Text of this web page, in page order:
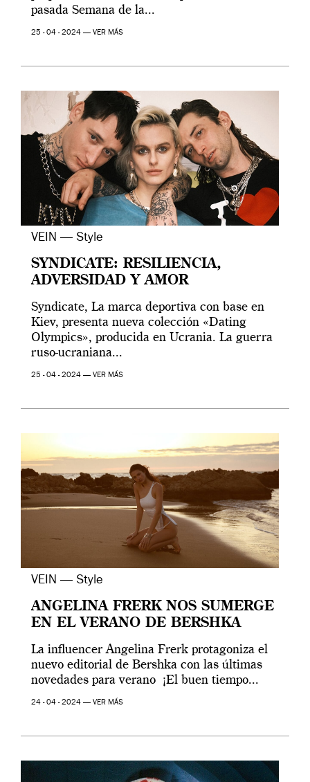
pasada Semana de la...
25 - 04 - 2024 — VER MÁS
VEIN — Style
SYNDICATE: RESILIENCIA,
ADVERSIDAD Y AMOR
Syndicate, La marca deportiva con base en
Kiev, presenta nueva colección «Dating
Olympics», producida en Ucrania. La guerra
ruso-ucraniana...
25 - 04 - 2024 — VER MÁS
VEIN — Style
ANGELINA FRERK NOS SUMERGE
EN EL VERANO DE BERSHKA
La influencer Angelina Frerk protagoniza el
nuevo editorial de Bershka con las últimas
novedades para verano ¡El buen tiempo...
24 - 04 - 2024 — VER MÁS